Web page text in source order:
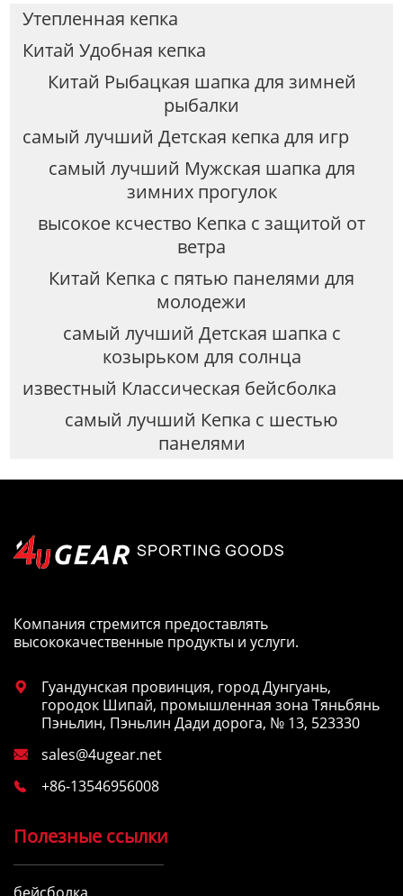
Утепленная кепка
Китай Удобная кепка
Китай Рыбацкая шапка для зимней
рыбалки
самый лучший Детская кепка для игр
самый лучший Мужская шапка для
зимних прогулок
высокое ксчество Кепка с защитой от
ветра
Китай Кепка с пятью панелями для
молодежи
самый лучший Детская шапка с
козырьком для солнца
известный Классическая бейсболка
самый лучший Кепка с шестью
панелями
Компания стремится предоставлять
высококачественные продукты и услуги.

Гуандунская провинция, город Дунгуань,
городок Шипай, промышленная зона Тяньбянь
Пэньлин, Пэньлин Дади дорога, № 13, 523330
 sales@4ugear.net
 +86-13546956008
Полезные ссылки